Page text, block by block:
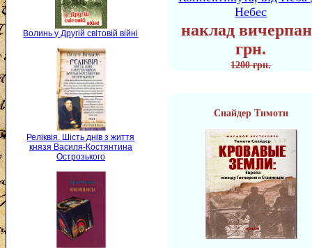
Волинь у Другій світовій війні
Реліквія. Шість днів з життя
князя Василя-Костянтина
Острозького
Небес
наклад
грн.
1200 грн.
Снайдер Тимоти